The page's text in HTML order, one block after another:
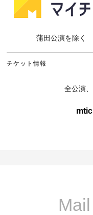
蒲田公演を除く
チケット情報
全公演